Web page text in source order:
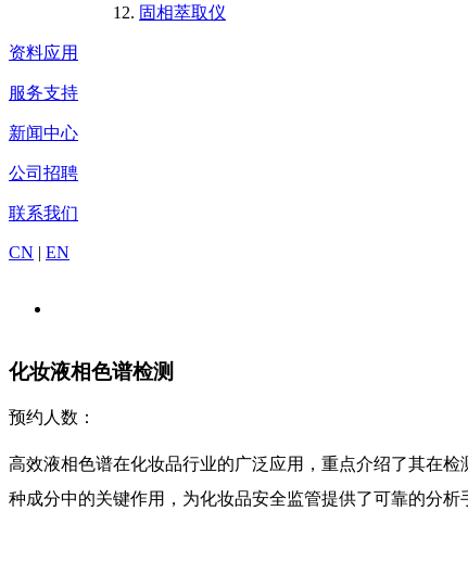
固相萃取仪
资料应用
服务支持
新闻中心
公司招聘
联系我们
CN | EN
化妆液相色谱检测
预约人数：
高效液相色谱在化妆品行业的广泛应用，重点介绍了其在
种成分中的关键作用，为化妆品安全监管提供了可靠的分析